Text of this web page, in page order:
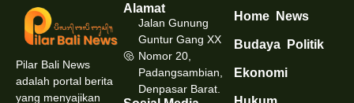
Pilar Bali News
adalah portal berita
yang menyajikan
Alamat
Jalan Gunung
Guntur Gang XX
Nomor 20,
Padangsambian,
Denpasar Barat.
Home News
Budaya Politik
Ekonomi